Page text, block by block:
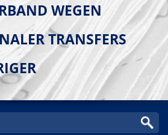
WEGEN I
TRANSFERS M